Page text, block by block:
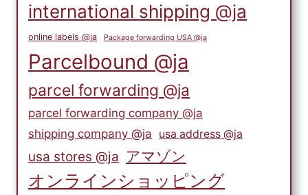
international shipping @ja
online labels @ja Package forwarding USA @ja
Parcelbound @ja
parcel forwarding @ja
parcel forwarding company @ja
shipping company @ja
usa address @ja
usa stores @ja アマゾン
オンラインショッピング